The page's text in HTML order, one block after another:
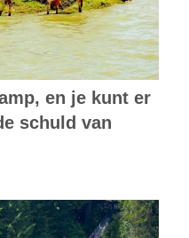
en je kunt er
schuld van